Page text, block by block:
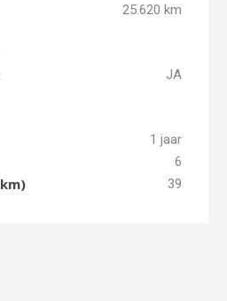
25.620 km
JA
1 jaar
6
39